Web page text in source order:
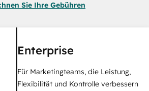
Sie Ihre Gebühren
Enterprise
Für Marketingteams, die Leistung,
Flexibilität und Kontrolle verbessern